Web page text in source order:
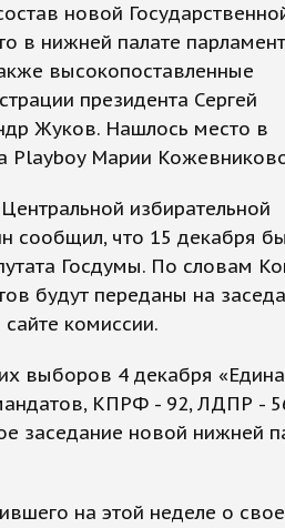
новой
в нижней палате
высокопоставленные
президента Сергей
Жуков. Нашлось место в
Playboy Марии
избирательной
сообщил, что 15 декабря
Госдумы. По словам
будут переданы на
комиссии.
выборов 4 декабря
КПРФ - 92, ЛДПР -
заседание новой нижней
на этой неделе о